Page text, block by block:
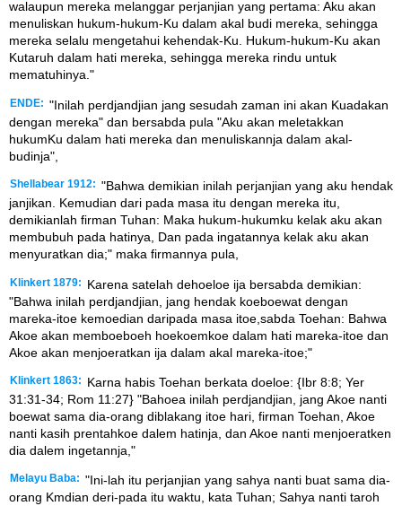
walaupun mereka melanggar perjanjian yang pertama: Aku akan
menuliskan hukum-hukum-Ku dalam akal budi mereka, sehingga
mereka selalu mengetahui kehendak-Ku. Hukum-hukum-Ku akan
Kutaruh dalam hati mereka, sehingga mereka rindu untuk
mematuhinya."
ENDE: "Inilah perdjandjian jang sesudah zaman ini akan Kuadakan
dengan mereka" dan bersabda pula "Aku akan meletakkan
hukumKu dalam hati mereka dan menuliskannja dalam akal-
budinja",
Shellabear 1912: "Bahwa demikian inilah perjanjian yang aku hendak
janjikan. Kemudian dari pada masa itu dengan mereka itu,
demikianlah firman Tuhan: Maka hukum-hukumku kelak aku akan
membubuh pada hatinya, Dan pada ingatannya kelak aku akan
menyuratkan dia;" maka firmannya pula,
Klinkert 1879:
Karena satelah dehoeloe ija bersabda demikian:
"Bahwa inilah perdjandjian, jang hendak koeboewat dengan
mareka-itoe kemoedian daripada masa itoe,sabda Toehan: Bahwa
Akoe akan memboeboeh hoekoemkoe dalam hati mareka-itoe dan
Akoe akan menjoeratkan ija dalam akal mareka-itoe;"
Klinkert 1863:
Karna habis Toehan berkata doeloe: {Ibr 8:8; Yer
31:31-34; Rom 11:27} "Bahoea inilah perdjandjian, jang Akoe nanti
boewat sama dia-orang diblakang itoe hari, firman Toehan, Akoe
nanti kasih prentahkoe dalem hatinja, dan Akoe nanti menjoeratken
dia dalem ingetannja,"
Melayu Baba: "Ini-lah itu perjanjian yang sahya nanti buat sama dia-
orang Kmdian deri-pada itu waktu, kata Tuhan; Sahya nanti taroh